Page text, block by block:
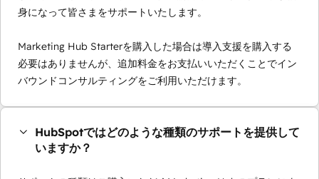
身になって皆さまをサポートいたします。
Marketing Hub Starterを購入した場合は導入支援を購入する
必要はありませんが、追加料金をお支払いいただくことでイン
バウンドコンサルティングをご利用いただけます。
HubSpotではどのような種類のサポートを提供して
いますか？